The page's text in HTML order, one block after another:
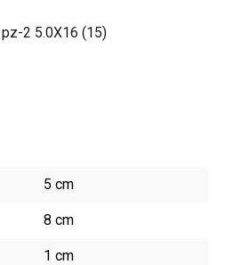
2 5.0X16 (15)
5 cm
8 cm
1 cm